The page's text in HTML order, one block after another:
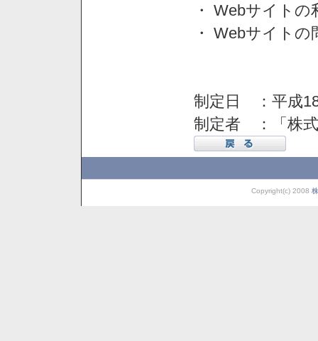
・ Webサイト
・ Webサイト
制定日 ：平成
制定者 ：「株
Copyright(c) 2008